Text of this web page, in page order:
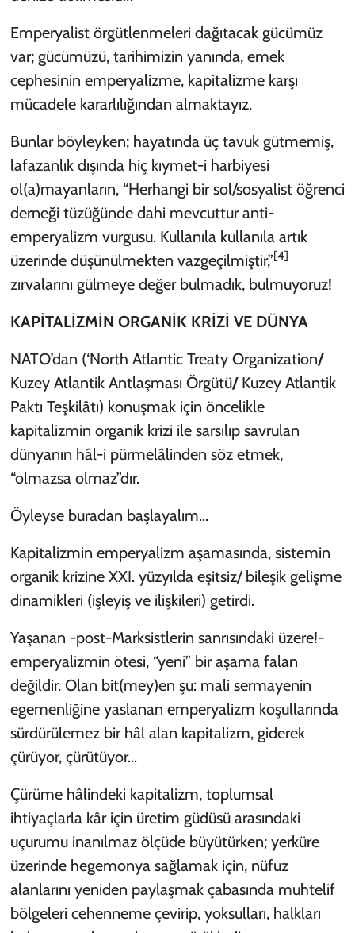
Emperyalist örgütlenmeleri dağıtacak gücümüz
var; gücümüzü, tarihimizin yanında, emek
cephesinin emperyalizme, kapitalizme karşı
mücadele kararlılığından almaktayız.
Bunlar böyleyken; hayatında üç tavuk gütmemiş,
lafazanlık dışında hiç kıymet-i harbiyesi
ol(a)mayanların, “Herhangi bir sol/sosyalist öğrenci
derneği tüzüğünde dahi mevcuttur anti-
emperyalizm vurgusu. Kullanıla kullanıla artık
üzerinde düşünülmekten vazgeçilmiştir,”[4]
zırvalarını gülmeye değer bulmadık, bulmuyoruz!
KAPİTALİZMİN ORGANİK KRİZİ VE DÜNYA
NATO’dan (‘North Atlantic Treaty Organization/
Kuzey Atlantik Antlaşması Örgütü/ Kuzey Atlantik
Paktı Teşkilâtı) konuşmak için öncelikle
kapitalizmin organik krizi ile sarsılıp savrulan
dünyanın hâl-i pürmelâlinden söz etmek,
“olmazsa olmaz”dır.
Öyleyse buradan başlayalım…
Kapitalizmin emperyalizm aşamasında, sistemin
organik krizine XXI. yüzyılda eşitsiz/ bileşik gelişme
dinamikleri (işleyiş ve ilişkileri) getirdi.
Yaşanan -post-Marksistlerin sanrısındaki üzere!-
emperyalizmin ötesi, “yeni” bir aşama falan
değildir. Olan bit(mey)en şu: mali sermayenin
egemenliğine yaslanan emperyalizm koşullarında
sürdürülemez bir hâl alan kapitalizm, giderek
çürüyor, çürütüyor...
Çürüme hâlindeki kapitalizm, toplumsal
ihtiyaçlarla kâr için üretim güdüsü arasındaki
uçurumu inanılmaz ölçüde büyütürken; yerküre
üzerinde hegemonya sağlamak için, nüfuz
alanlarını yeniden paylaşmak çabasında muhtelif
bölgeleri cehenneme çevirip, yoksulları, halkları